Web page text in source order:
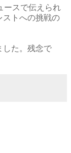
スで伝えられ
ストへの挑戦の
した。残念で